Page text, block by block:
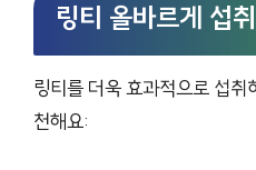
링티 올바르게 섭
링티를 더욱 효과적으로 섭
천해요: